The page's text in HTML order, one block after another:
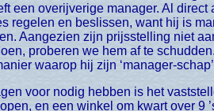
een overijverige manager. Al
regelen en beslissen, want hij is
Aangezien zijn prijsstelling niet
proberen we hem af te
waarop hij zijn ‘manager-
en een winkel om kwart over 9